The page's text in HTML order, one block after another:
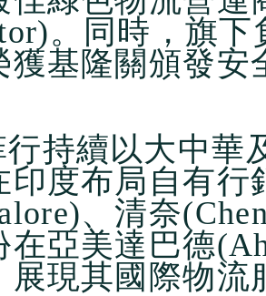
。同時，旗
獲基隆關頒發安
行持續以大中華
印度布局自有行
、清奈
在亞美達巴德
展現其國際物流